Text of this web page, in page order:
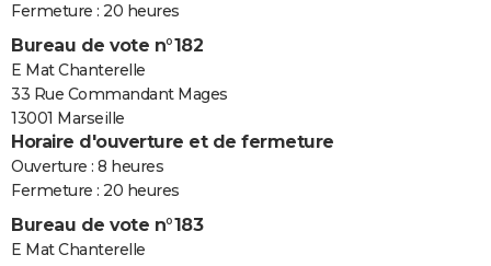
Fermeture : 20 heures
Bureau de vote n°182
E Mat Chanterelle
33 Rue Commandant Mages
13001 Marseille
Horaire d'ouverture et de fermeture
Ouverture : 8 heures
Fermeture : 20 heures
Bureau de vote n°183
E Mat Chanterelle